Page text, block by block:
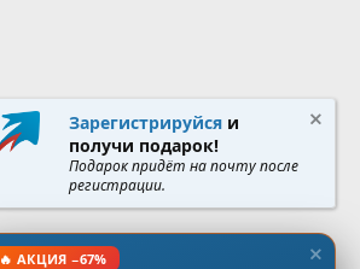
Зарегистрируйся и
получи подарок!
Подарок придёт на почту после
регистрации.
🔥 АКЦИЯ −67%